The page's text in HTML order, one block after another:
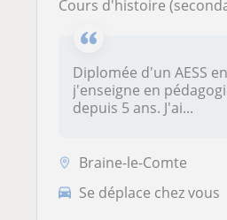
Cours d'histoire
Diplomée d'un AESS
j'enseigne en
depuis 5 ans. J'ai...
Braine-le-Comte
Se déplace chez vous